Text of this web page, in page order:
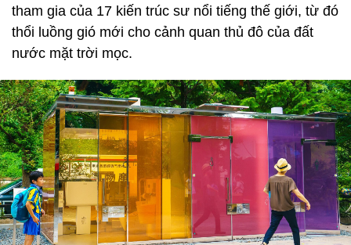
tham gia của 17 kiến ​​trúc sư nổi tiếng thế giới, từ đó
thổi luồng gió mới cho cảnh quan thủ đô của đất
nước mặt trời mọc.